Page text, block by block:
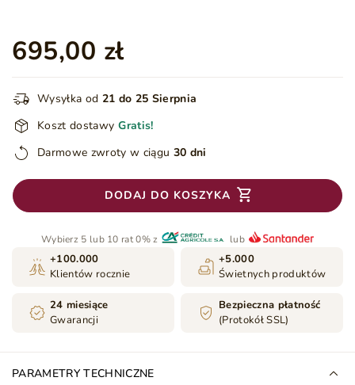
695,00 zł
Wysyłka od 21 do 25 Sierpnia
Koszt dostawy Gratis!
Darmowe zwroty w ciągu 30 dni
DODAJ DO KOSZYKA
Wybierz 5 lub 10 rat 0% z lub
+100.000
Klientów rocznie
+5.000
Świetnych produktów
24 miesiące
Gwarancji
Bezpieczna płatność
(Protokół SSL)
PARAMETRY TECHNICZNE